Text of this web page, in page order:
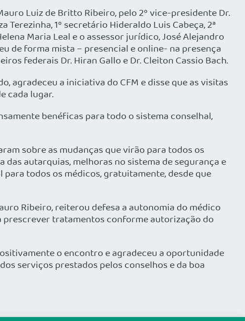
Luiz de Britto Ribeiro, pelo 2º vice-presidente Dr.
1º secretário Hideraldo Luis Cabeça, 2ª
Maria Leal e o assessor jurídico, José Alejandro
de forma mista – presencial e online- na presença
federais Dr. Hiran Gallo e Dr. Cleiton Cassio Bach.
agradeceu a iniciativa do CFM e disse que as visitas
cada lugar.
benéficas para todo o sistema conselhal,
sobre as mudanças que virão para todos os
autarquias, melhoras no sistema de segurança e
todos os médicos, gratuitamente, desde que
Ribeiro, reiterou defesa a autonomia do médico
prescrever tratamentos conforme autorização do
o encontro e agradeceu a oportunidade
serviços prestados pelos conselhos e da boa